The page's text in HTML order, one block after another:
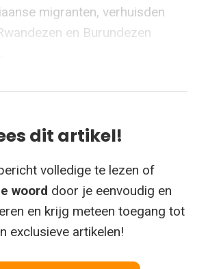
migranten, verhuisden
en Burundezen
dit artikel!
volledige te lezen of
woord door je eenvoudig en
en krijg meteen toegang tot
exclusieve artikelen!